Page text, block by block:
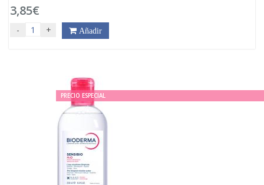
3,85€
- + Añadir
PRECIO ESPECIAL